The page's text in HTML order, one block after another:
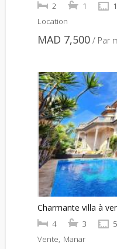
2 1
Location
MAD 7,500 / Par
Charmante villa à
4 3
Vente Manar